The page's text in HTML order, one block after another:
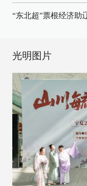
“东北超”票根经济助
光明图片